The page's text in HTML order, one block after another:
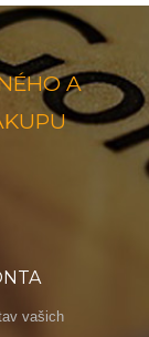
A
vašich